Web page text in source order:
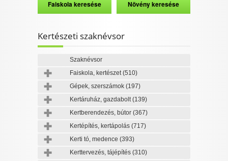
Kertészeti szaknévsor
Szaknévsor
Faiskola, kertészet(510)
Gépek, szerszámok (197)
Kertáruház, gazdabolt(139)
Kertberendezés, bútor (367)
Kertépítés, kertápolás (717)
Kerti tó, medence (393)
Kerttervezés, tájépítés (310)